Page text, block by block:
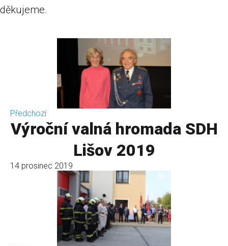
děkujeme.
Předchozí
Výroční valná hromada SDH
Lišov 2019
14 prosinec 2019